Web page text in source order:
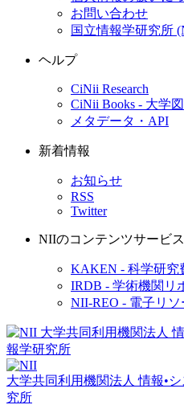
お問い合わせ
国立情報学研究所
ヘルプ
CiNii Research
CiNii Books - 大学
メタデータ・API
新着情報
お知らせ
RSS
Twitter
NIIのコンテンツサービス
KAKEN - 科学研究
IRDB - 学術機関リ
NII-REO - 電子リソ
大学共同利用機関法人 情報•
究所